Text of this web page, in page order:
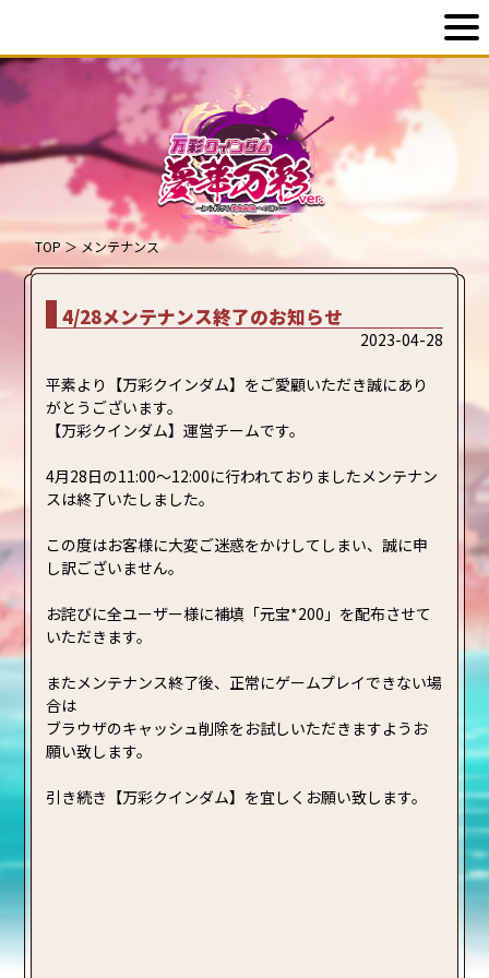
TOP＞メンテナンス
4/28メンテナンス終了のお知らせ
2023-04-28
平素より【万彩クインダム】をご愛顧いただき誠にあり
がとうございます。
【万彩クインダム】運営チームです。
4月28日の11:00～12:00に行われておりましたメンテナン
スは終了いたしました。
この度はお客様に大変ご迷惑をかけしてしまい、誠に申
し訳ございません。
お詫びに全ユーザー様に補填「元宝*200」を配布させて
いただきます。
またメンテナンス終了後、正常にゲームプレイできない場
合は
ブラウザのキャッシュ削除をお試しいただきますようお
願い致します。
引き続き【万彩クインダム】を宜しくお願い致します。